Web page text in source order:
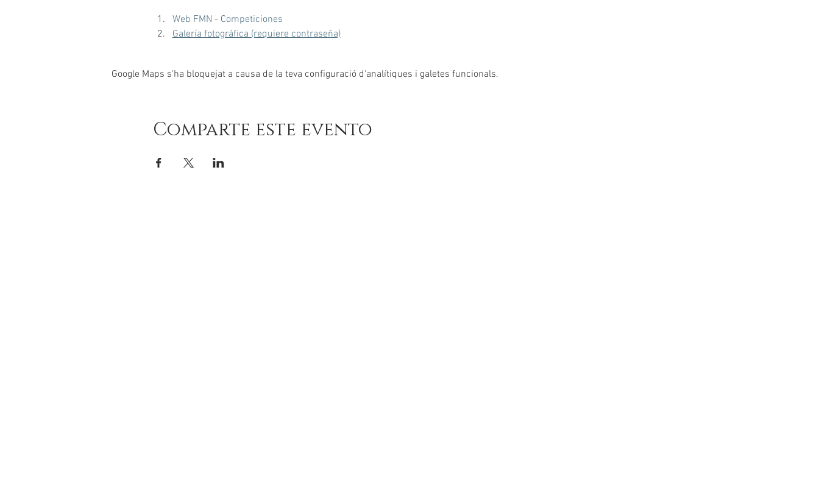
Web FMN - Competiciones
Galería fotográfica (requiere contraseña)
Google Maps s'ha bloquejat a causa de la teva configuració d'analítiques i galetes funcionals.
Comparte este evento